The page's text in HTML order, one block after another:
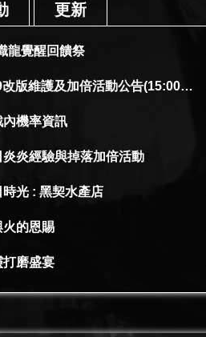
更新
龍覺醒回饋祭
【更新】7/29改版維護及加倍活動公告(15:00更新)
內機率資訊
炎炎經驗與掉落加倍活動
時光 : 黑契水產店
火的恩賜
打磨盛宴